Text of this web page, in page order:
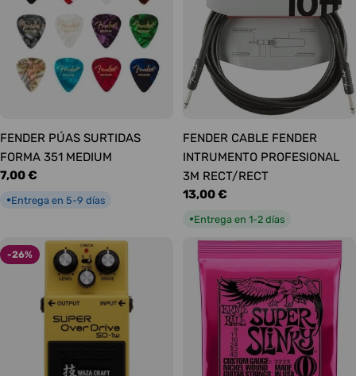
FENDER PÚAS SURTIDAS
FORMA 351 MEDIUM
Precio
7,00 €
●Entrega en 5-9 días
FENDER CABLE FENDER
INTRUMENTO PROFESIONAL
3M RECT/RECT
Precio
13,00 €
●Entrega en 1-2 días
-26%